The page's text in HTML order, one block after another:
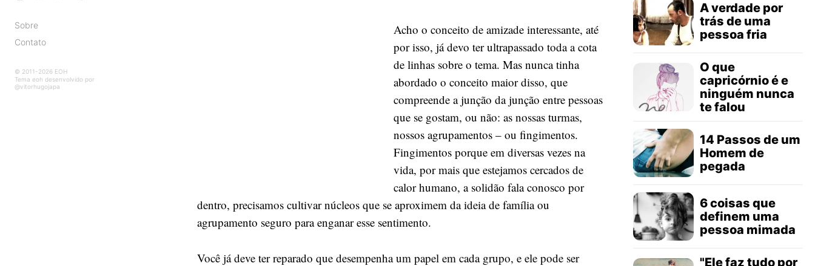
Sobre
Contato
© 2011-2026 EOH
Tema eoh desenvolvido por
@vitorhugojapa
Acho o conceito de amizade interessante, até
por isso, já devo ter ultrapassado toda a cota
de linhas sobre o tema. Mas nunca tinha
abordado o conceito maior disso, que
compreende a junção da junção entre pessoas
que se gostam, ou não: as nossas turmas,
nossos agrupamentos – ou fingimentos.
Fingimentos porque em diversas vezes na
vida, por mais que estejamos cercados de
calor humano, a solidão fala conosco por
dentro, precisamos cultivar núcleos que se aproximem da ideia de família ou
agrupamento seguro para enganar esse sentimento.
Você já deve ter reparado que desempenha um papel em cada grupo, e ele pode ser
A verdade por
trás de uma
pessoa fria
O que
capricórnio é e
ninguém nunca
te falou
14 Passos de um
Homem de
pegada
6 coisas que
definem uma
pessoa mimada
"Ele faz tudo por